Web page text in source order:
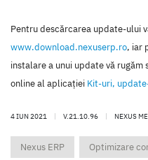
Pentru descărcarea update-ului
www.download.nexuserp.ro, iar
instalare a unui update vă
online al aplicaţiei Kit-uri,
4 IUN 2021 | V.21.10.96 | NEXUS
Nexus ERP Optimizare